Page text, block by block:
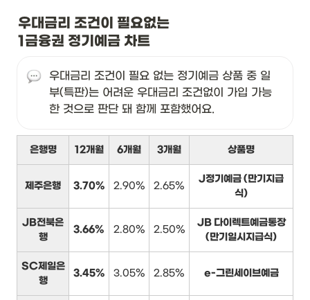
우대금리 조건이 필요없는
1금융권 정기예금 차트
우대금리 조건이 필요 없는 정기예금 상품 중 일
부(특판)는 어려운 우대금리 조건없이 가입 가능
한 것으로 판단 돼 함께 포함했어요.
은행명 12개월 6개월 3개월 상품명
제주은행 3.70% 2.90% 2.65%
J정기예금 (만기지급
식)
JB전북은
행
3.66% 2.80% 2.50%
JB 다이렉트예금통장
(만기일시지급식)
SC제일은
행
3.45% 3.05% 2.85% e-그린세이브예금